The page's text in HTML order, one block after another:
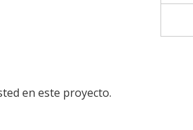
en este proyecto.